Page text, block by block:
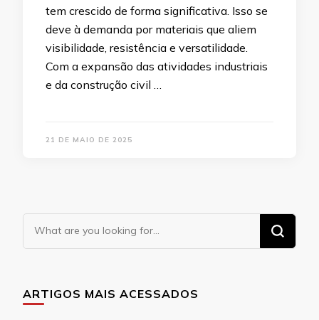
tem crescido de forma significativa. Isso se
deve à demanda por materiais que aliem
visibilidade, resistência e versatilidade.
Com a expansão das atividades industriais
e da construção civil …
21 DE MAIO DE 2025
Looking
for
ARTIGOS MAIS ACESSADOS